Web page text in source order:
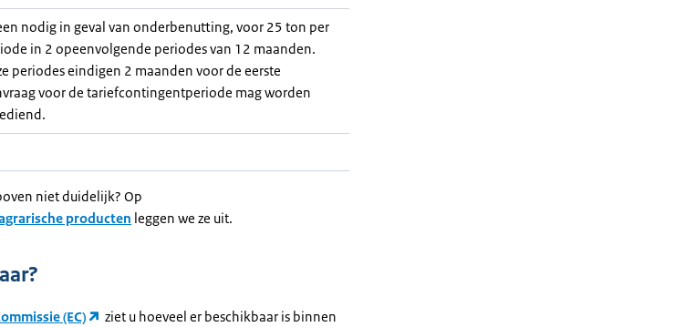
nodig in geval van onderbenutting, voor 25 ton per
in 2 opeenvolgende periodes van 12 maanden.
periodes eindigen 2 maanden voor de eerste
voor de tariefcontingentperiode mag worden
niet duidelijk? Op
producten leggen we ze uit.
(EC)
ziet u hoeveel er beschikbaar is binnen